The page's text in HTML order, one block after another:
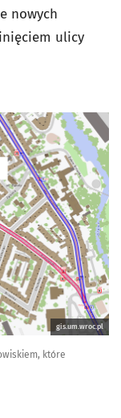
nowych
ulicy
gis.um.wroc.pl
które